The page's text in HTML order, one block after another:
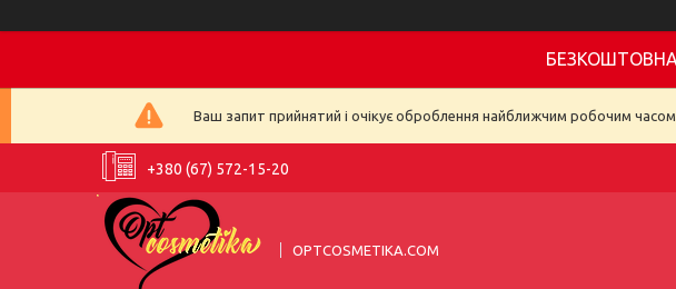
Ваш запит прийнятий і очікує оброблення найближчим робочим
+380 (67) 572-15-20
OPTCOSMETIKA.COM